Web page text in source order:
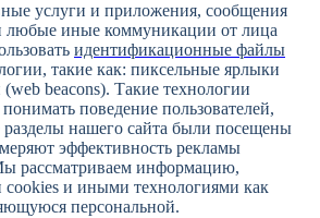
услуги и приложения, сообщения
любые иные коммуникации от лица
идентификационные файлы
такие как: пиксельные ярлыки
beacons). Такие технологии
поведение пользователей,
нашего сайта были посещены
эффективность рекламы
рассматриваем информацию,
и иными технологиями как
персональной.